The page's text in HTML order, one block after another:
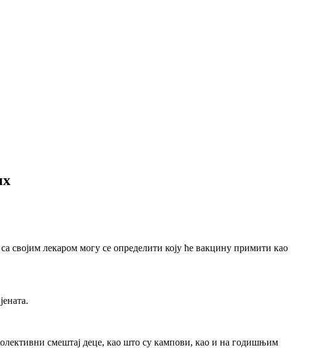
својим лекаром могу се определити коју ће вакцину примити као
смештај деце, као што су кампови, као и на годишњим